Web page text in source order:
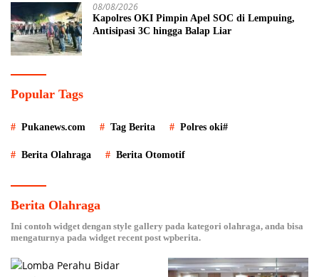
08/08/2026
Kapolres OKI Pimpin Apel SOC di Lempuing,
Antisipasi 3C hingga Balap Liar
Popular Tags
Pukanews.com Tag Berita Polres oki#
Berita Olahraga Berita Otomotif
Berita Olahraga
Ini contoh widget dengan style gallery pada kategori olahraga, anda bisa
mengaturnya pada widget recent post wpberita.